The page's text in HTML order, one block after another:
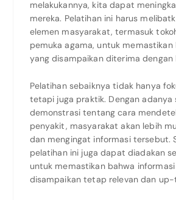
melakukannya, kita dapat
mereka. Pelatihan ini harus
elemen masyarakat, termasuk
pemuka agama, untuk memastikan
yang disampaikan diterima dengan
Pelatihan sebaiknya tidak hanya
tetapi juga praktik. Dengan adanya
demonstrasi tentang cara
penyakit, masyarakat akan lebih
dan mengingat informasi tersebut.
pelatihan ini juga dapat diadakan
untuk memastikan bahwa
disampaikan tetap relevan dan